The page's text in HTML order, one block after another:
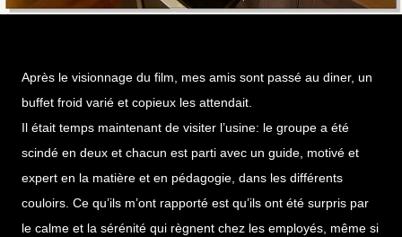
Après le visionnage du film, mes amis sont passé au diner, un
buffet froid varié et copieux les attendait.
Il était temps maintenant de visiter l’usine: le groupe a été
scindé en deux et chacun est parti avec un guide, motivé et
expert en la matière et en pédagogie, dans les différents
couloirs. Ce qu’ils m’ont rapporté est qu’ils ont été surpris par
le calme et la sérénité qui règnent chez les employés, même si